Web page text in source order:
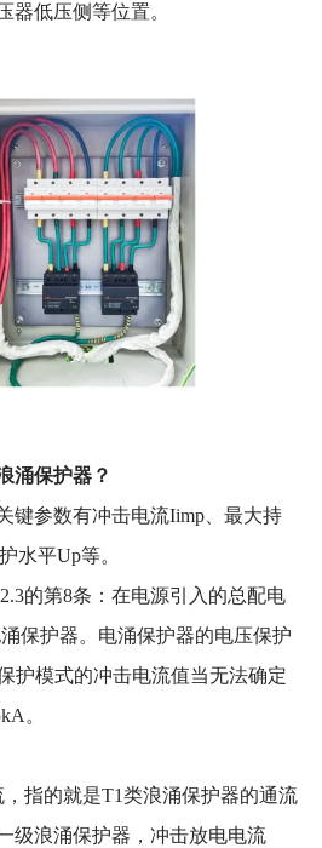
器低压侧等位置。
涌保护器？
键参数有冲击电流Iimp、最大持
水平Up等。
的第8条：在电源引入的总配电
保护器。电涌保护器的电压保护
护模式的冲击电流值当无法确定
。
，指的就是T1类浪涌保护器的通流
级浪涌保护器，冲击放电电流